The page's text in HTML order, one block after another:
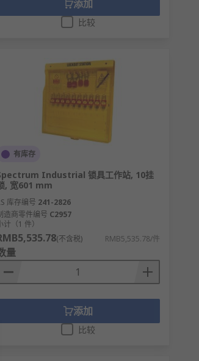
添加
比较
有库存
Industrial 锁具工作站, 10挂
, 宽601 mm
库存编号 241-2826
造商零件编号 C2957
计（1 件）
(不含税) RMB5,535.78/件
量
添加
比较